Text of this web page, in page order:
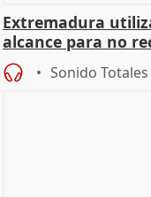
Extremadura
alcance para no
Sonido Totales